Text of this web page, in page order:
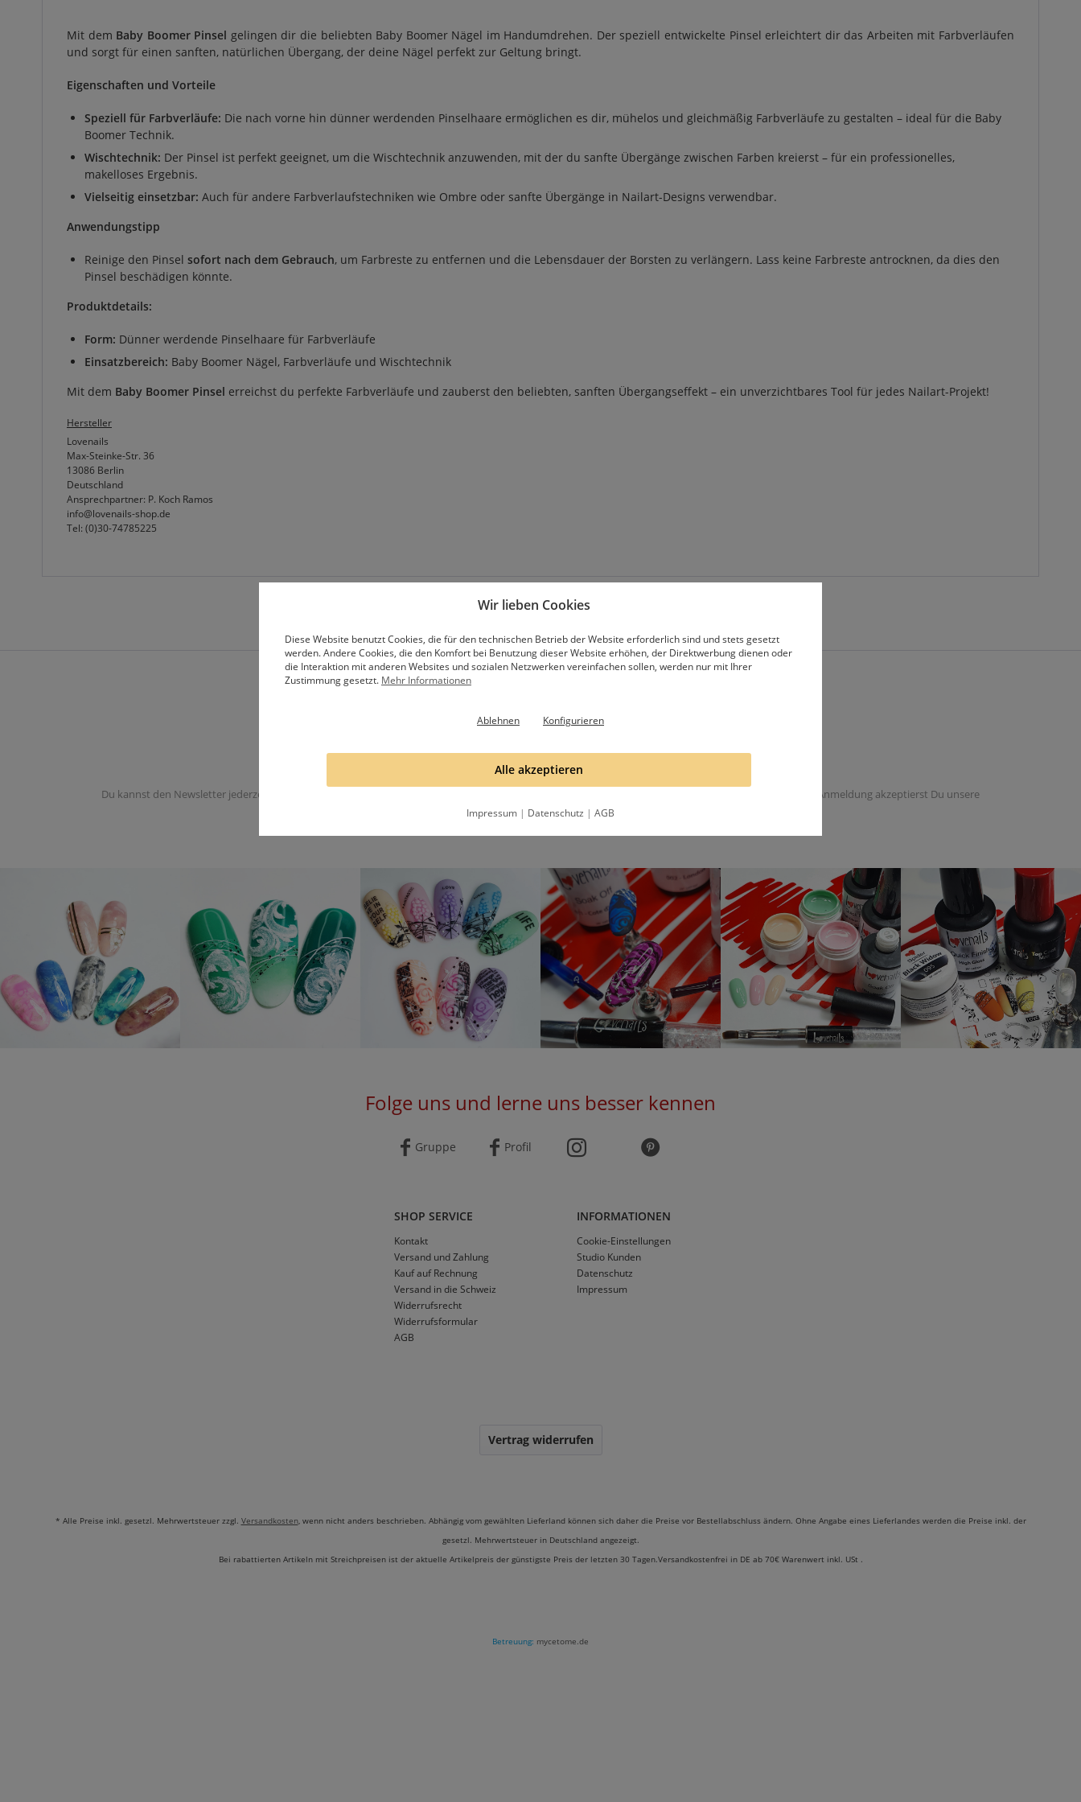
Mit dem Baby Boomer Pinsel gelingen dir die beliebten Baby Boomer Nägel im Handumdrehen. Der speziell entwickelte Pinsel erleichtert dir das Arbeiten mit Farbverläufen
und sorgt für einen sanften, natürlichen Übergang, der deine Nägel perfekt zur Geltung bringt.
Eigenschaften und Vorteile
Speziell für Farbverläufe: Die nach vorne hin dünner werdenden Pinselhaare ermöglichen es dir, mühelos und gleichmäßig Farbverläufe zu gestalten – ideal für die Baby
Boomer Technik.
Wischtechnik: Der Pinsel ist perfekt geeignet, um die Wischtechnik anzuwenden, mit der du sanfte Übergänge zwischen Farben kreierst – für ein professionelles,
makelloses Ergebnis.
Vielseitig einsetzbar: Auch für andere Farbverlaufstechniken wie Ombre oder sanfte Übergänge in Nailart-Designs verwendbar.
Anwendungstipp
Reinige den Pinsel sofort nach dem Gebrauch, um Farbreste zu entfernen und die Lebensdauer der Borsten zu verlängern. Lass keine Farbreste antrocknen, da dies den
Pinsel beschädigen könnte.
Produktdetails:
Form: Dünner werdende Pinselhaare für Farbverläufe
Einsatzbereich: Baby Boomer Nägel, Farbverläufe und Wischtechnik
Mit dem Baby Boomer Pinsel erreichst du perfekte Farbverläufe und zauberst den beliebten, sanften Übergangseffekt – ein unverzichtbares Tool für jedes Nailart-Projekt!
Hersteller
Lovenails
Max-Steinke-Str. 36
13086 Berlin
Deutschland
Ansprechpartner: P. Koch Ramos
info@lovenails-shop.de
Tel: (0)30-74785225
Du kannst den Newsletter jederzeit abbestellen. Du erhälst eine Email, bitte bestätige die Anmeldung mit dem Bestätigungslink in dieser Email. Mit der Anmeldung akzeptierst Du unsere
Datenschutzbestimmungen.
Folge uns und lerne uns besser kennen
Gruppe Profil
SHOP SERVICE
Kontakt
Versand und Zahlung
Kauf auf Rechnung
Versand in die Schweiz
Widerrufsrecht
Widerrufsformular
AGB
INFORMATIONEN
Cookie-Einstellungen
Studio Kunden
Datenschutz
Impressum
Vertrag widerrufen
* Alle Preise inkl. gesetzl. Mehrwertsteuer zzgl. Versandkosten, wenn nicht anders beschrieben. Abhängig vom gewählten Lieferland können sich daher die Preise vor Bestellabschluss ändern. Ohne Angabe eines Lieferlandes werden die Preise inkl. der
gesetzl. Mehrwertsteuer in Deutschland angezeigt.
Bei rabattierten Artikeln mit Streichpreisen ist der aktuelle Artikelpreis der günstigste Preis der letzten 30 Tagen.Versandkostenfrei in DE ab 70€ Warenwert inkl. USt .
Betreuung: mycetome.de
Wir lieben Cookies
Diese Website benutzt Cookies, die für den technischen Betrieb der Website erforderlich sind und stets gesetzt
werden. Andere Cookies, die den Komfort bei Benutzung dieser Website erhöhen, der Direktwerbung dienen oder
die Interaktion mit anderen Websites und sozialen Netzwerken vereinfachen sollen, werden nur mit Ihrer
Zustimmung gesetzt. Mehr Informationen
Ablehnen Konfigurieren
Alle akzeptieren
Impressum | Datenschutz | AGB